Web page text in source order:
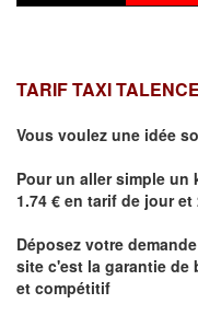
TARIF TAXI TALENCE
Vous voulez une idée
Pour un aller simple un
1.74 € en tarif de jour
Déposez votre
site c'est la garantie de
et compétitif